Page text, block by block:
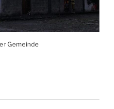
Gemeinde